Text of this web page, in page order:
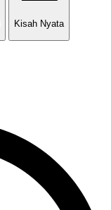
Kisah Nyata